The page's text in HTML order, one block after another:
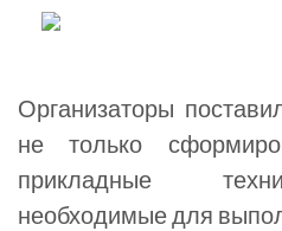
Организаторы
не только
прикладные
необходимые для